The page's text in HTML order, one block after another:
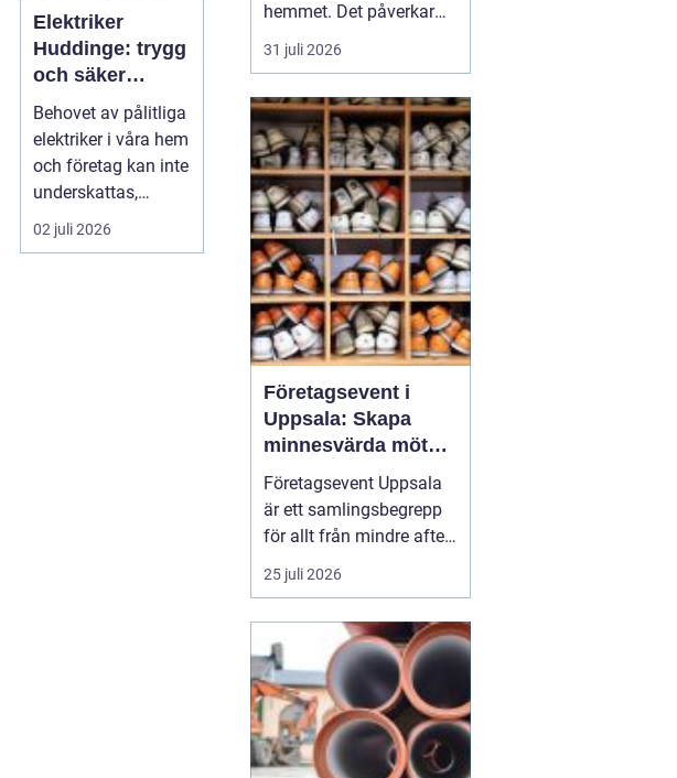
Elektriker
Huddinge: trygg
och säker
elinstallation
Behovet av pålitliga
elektriker i våra hem
och företag kan inte
underskattas,
s&aum...
02 juli 2026
hemmet. Det påverkar
vardagen, hemmets
värde och hur hela
den som planerar
köksrenovering
Åkersberga gäller det att
kombinera smar...
31 juli 2026
Företagsevent i
Uppsala: Skapa
minnesvärda möten
som bygger
starkare team
Företagsevent Uppsala
är ett samlingsbegrepp
för allt från mindre after
work-träffar till större
konferenser och
Fyrishovs bowling är ett
exempel på hur en
genomtänkt miljö kan...
25 juli 2026